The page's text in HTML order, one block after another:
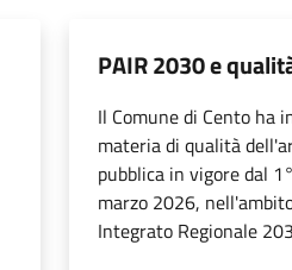
PAIR 2030 e
Il Comune di Cento ha
materia di qualità
pubblica in vigore dal
marzo 2026,
Integrato Regionale